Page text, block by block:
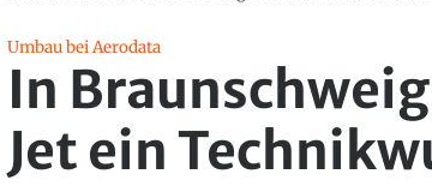
Umbau bei Aerodata
In
Jet ein